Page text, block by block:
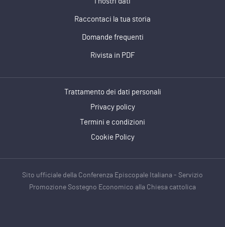
Raccontaci la tua storia
Domande frequenti
Rivista in PDF
Trattamento dei dati personali
Privacy policy
Termini e condizioni
Cookie Policy
Sito ufficiale della Conferenza Episcopale Italiana - Servizio
Promozione Sostegno Economico alla Chiesa cattolica